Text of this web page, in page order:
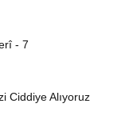
- 7
Ciddiye Alıyoruz